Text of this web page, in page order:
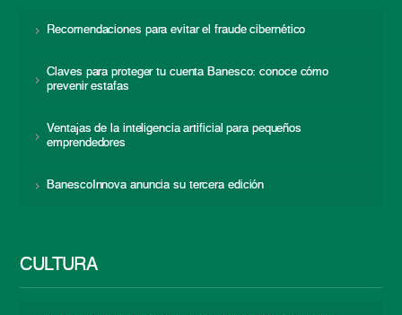
Recomendaciones para evitar el fraude cibernético
Claves para proteger tu cuenta Banesco: conoce cómo
prevenir estafas
Ventajas de la inteligencia artificial para pequeños
emprendedores
BanescoInnova anuncia su tercera edición
CULTURA